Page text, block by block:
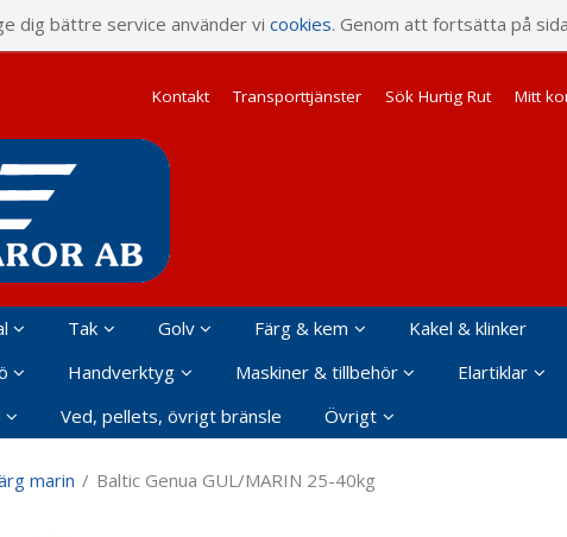
dig bättre service använder vi cookies. Genom att fortsätta på
Kontakt Transporttjänster Sök Hurtig Rut Mitt
Tak Golv Färg & kem Kakel & klinker
Handverktyg Maskiner & tillbehör Elartiklar
Ved, pellets, övrigt bränsle Övrigt
marin / Baltic Genua GUL/MARIN 25-40kg